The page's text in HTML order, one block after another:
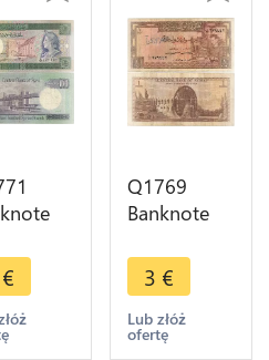
->
€
Q1769
Banknote
Pound
Aqueduc
1982 ->
Make offer
3 €
Lub złóż
ofertę